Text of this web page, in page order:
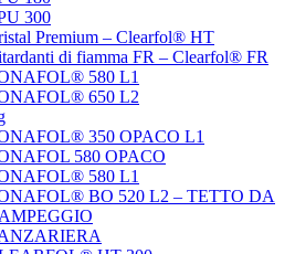
300
Premium – Clearfol® HT
di fiamma FR – Clearfol® FR
580 L1
650 L2
350 OPACO L1
580 OPACO
580 L1
BO 520 L2 – TETTO DA